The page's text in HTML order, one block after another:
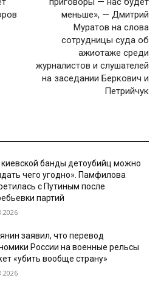
меньше», — Дмитрий
Муратов на слова
сотрудницы суда об
ажиотаже среди
журналистов и слушателей
на заседании Беркович и
Петрийчук
киевской банды детоубийц можно
чего угодно». Памфилова
с Путиным после
партий
заявил, что перевод
России на военные рельсы
«убить вообще страну»